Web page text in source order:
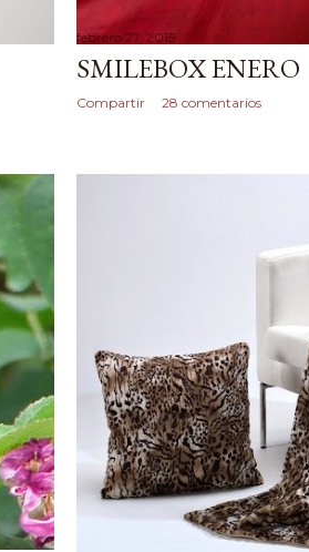
febrero 27, 2015
SMILEBOX ENERO
Compartir 28 comentarios